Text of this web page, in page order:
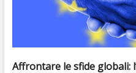
Affrontare le sfide globali: